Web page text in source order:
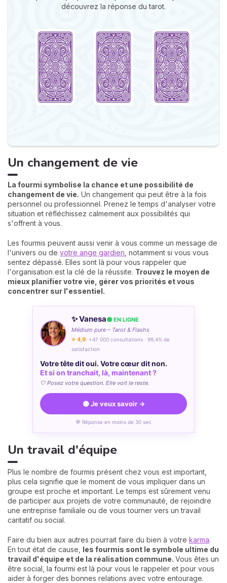
découvrez la réponse du tarot.
Un changement de vie
La fourmi symbolise la chance et une possibilité de
changement de vie. Un changement qui peut être à la fois
personnel ou professionnel. Prenez le temps d'analyser votre
situation et réfléchissez calmement aux possibilités qui
s'offrent à vous.
Les fourmis peuvent aussi venir à vous comme un message de
l'univers ou de votre ange gardien , notamment si vous vous
sentez dépassé. Elles sont là pour vous rappeler que
l'organisation est la clé de la réussite. Trouvez le moyen de
mieux planifier votre vie, gérer vos priorités et vous
concentrer sur l'essentiel.
✨ Vanesa🟢 EN LIGNE
Médium pure – Tarot & Flashs
⭐ 4,9· +47 000 consultations · 99,4% de
satisfaction
Votre tête dit oui. Votre cœur dit non.
Et si on tranchait, là, maintenant ?
🤍 Posez votre question. Elle voit le reste.
🟣 Je veux savoir →
💬 Réponse en moins de 30 sec
Un travail d'équipe
Plus le nombre de fourmis présent chez vous est important,
plus cela signifie que le moment de vous impliquer dans un
groupe est proche et important. Le temps est sûrement venu
de participer aux projets de votre communauté, de rejoindre
une entreprise familiale ou de vous tourner vers un travail
caritatif ou social.
Faire du bien aux autres pourrait faire du bien à votre karma.
En tout état de cause, les fourmis sont le symbole ultime du
travail d'équipe et de la réalisation commune. Vous êtes un
être social, la fourmi est là pour vous le rappeler et pour vous
aider à forger des bonnes relations avec votre entourage.